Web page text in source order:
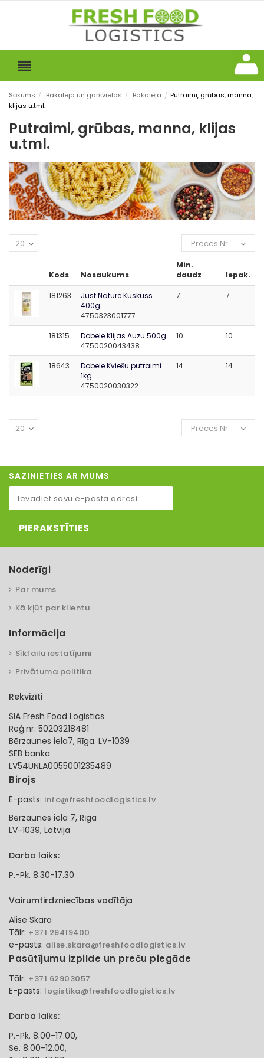
Sākums / Bakaleja un garšvielas / Bakaleja / Putraimi, grūbas, manna,
klijas u.tml.
Putraimi, grūbas, manna, klijas
u.tml.
Preces Nr.
20
Kods Nosaukums
Min.
daudz
Iepak.
181263
Just Nature Kuskuss
400g
4750323001777
7 7
181315
Dobele Klijas Auzu 500g
4750020043438
10 10
18643
Dobele Kviešu putraimi
1kg
4750020030322
14 14
Preces Nr.
20
SAZINIETIES AR MUMS
PIERAKSTĪTIES
Noderīgi
Par mums
Kā kļūt par klientu
Informācija
Sīkfailu iestatījumi
Privātuma politika
Rekvizīti
SIA Fresh Food Logistics
Reģ.nr. 50203218481
Bērzaunes iela7, Rīga. LV-1039
SEB banka
LV54UNLA0055001235489
Birojs
E-pasts: info@freshfoodlogistics.lv
Bērzaunes iela 7, Rīga
LV-1039, Latvija
Darba laiks:
P.-Pk. 8.30-17.30
Vairumtirdzniecības vadītāja
Alise Skara
Tālr: +371 29419400
e-pasts: alise.skara@freshfoodlogistics.lv
Pasūtījumu izpilde un preču piegāde
Tālr: +371 62903057
E-pasts: logistika@freshfoodlogistics.lv
Darba laiks:
P.-Pk. 8.00-17.00,
Se. 8.00-12.00,